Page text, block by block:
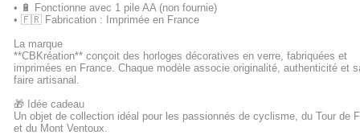
• 🔋 Fonctionne avec 1 pile AA (non fournie)
• 🇫🇷 Fabrication : Imprimée en France
La marque
**CBKréation** conçoit des horloges décoratives en verre, fabriquées et
imprimées en France. Chaque modèle associe originalité, authenticité et
faire artisanal.
🎁 Idée cadeau
Un objet de collection idéal pour les passionnés de cyclisme, du Tour de
et du Mont Ventoux.